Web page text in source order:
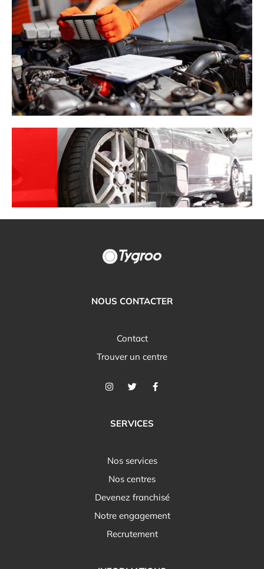
NOUS CONTACTER
Contact
Trouver un centre
SERVICES
Nos services
Nos centres
Devenez franchisé
Notre engagement
Recrutement